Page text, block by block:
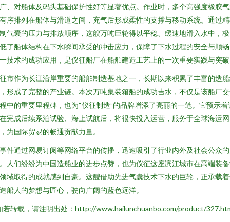
、对船体及码头基础保护性好等显著优点。作业时，多个高强度橡胶
序排列在船体与滑道之间，充气后形成柔性的支撑与移动系统。通过
气囊的压力与排放顺序，这艘万吨巨轮得以平稳、缓速地滑入水中，
了船体结构在下水瞬间承受的冲击应力，保障了下水过程的安全与顺
技术的成功应用，是仪征船厂在船舶建造工艺上的一次重要实践与突
市作为长江沿岸重要的船舶制造基地之一，长期以来积累了丰富的造
形成了完整的产业链。本次万吨集装箱船的成功吉水，不仅是该船厂
中的重要里程碑，也为“仪征制造”的品牌增添了亮丽的一笔。它预示着
完成后续系泊试验、海上试航后，将很快投入运营，服务于全球海运网
为国际贸易的畅通贡献力量。
件通过网易订阅等网络平台的传播，迅速吸引了行业内外及社会公众
人们纷纷为中国造船业的进步点赞，也为仪征这座滨江城市在高端装
域取得的成就感到自豪。这艘借助先进气囊技术下水的巨轮，正承载
船人的梦想与匠心，驶向广阔的蓝色远洋。
若转载，请注明出处：http://www.hailunchuanbo.com/product/